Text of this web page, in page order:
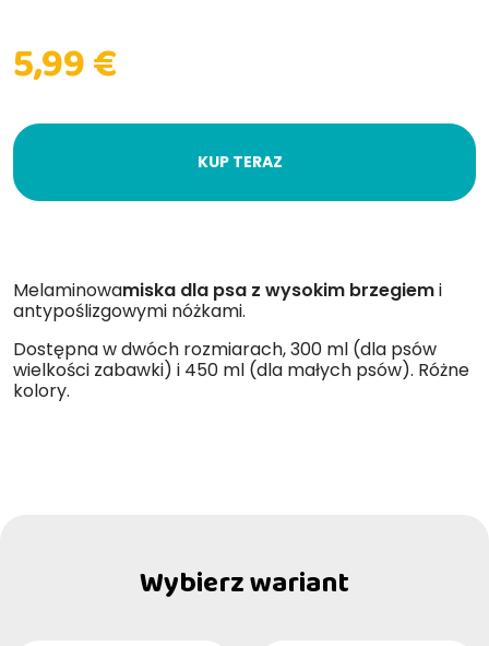
5,99 €
KUP TERAZ
Melaminowamiska dla psa z wysokim brzegiemi
antypoślizgowymi nóżkami.
Dostępna w dwóch rozmiarach, 300 ml (dla psów
wielkości zabawki) i 450 ml (dla małych psów). Różne
kolory.
Wybierz wariant